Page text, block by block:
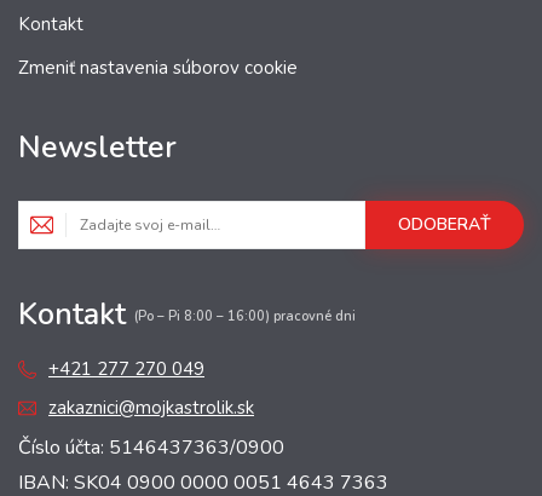
Kontakt
Zmeniť nastavenia súborov cookie
Newsletter
ODOBERAŤ
Kontakt (Po – Pi 8:00 – 16:00) pracovné dni
+421 277 270 049
zakaznici@mojkastrolik.sk
Číslo účta: 5146437363/0900
IBAN: SK04 0900 0000 0051 4643 7363